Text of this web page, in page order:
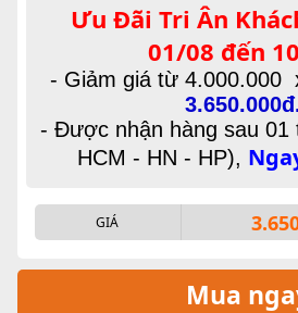
Ưu Đãi Tri Ân
01/08 đến
- Giảm giá từ 4.000.000
- Được nhận hàng sau 01
HCM - HN - HP),
GIÁ
Mua